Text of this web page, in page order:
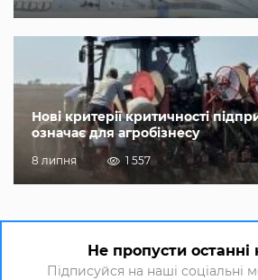
Нові критерії критичності
означає для агробізнесу
8 липня 1 557
Не пропусти останні
Підписуйся на наші соціальні